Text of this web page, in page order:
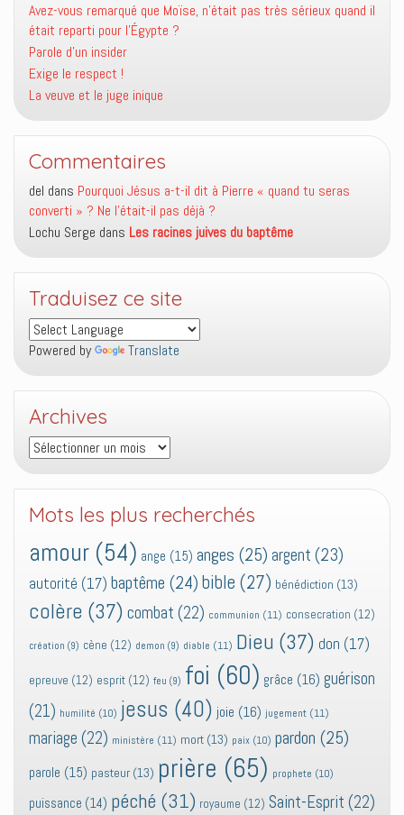
Avez-vous remarqué que Moïse, n’était pas très sérieux quand il
était reparti pour l’Égypte ?
Parole d’un insider
Exige le respect !
La veuve et le juge inique
Commentaires
del dans Pourquoi Jésus a-t-il dit à Pierre « quand tu seras
converti » ? Ne l’était-il pas déjà ?
Lochu Serge dans Les racines juives du baptême
Traduisez ce site
Powered by Translate
Archives
Archives
Mots les plus recherchés
amour (54) ange (15) anges (25) argent (23)
autorité (17) baptême (24) bible (27) bénédiction (13)
colère (37) combat (22) communion (11) consecration (12)
création (9) cène (12) demon (9) diable (11) Dieu (37) don (17)
epreuve (12) esprit (12) feu (9) foi (60) grâce (16) guérison
(21) humilité (10) jesus (40) joie (16) jugement (11)
mariage (22) ministère (11) mort (13) paix (10) pardon (25)
parole (15) pasteur (13) prière (65) prophete (10)
puissance (14) péché (31) royaume (12) Saint-Esprit (22)